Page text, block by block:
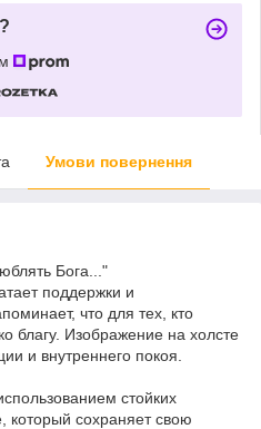
Умови повернення
Бога..."
поддержки и
что для тех, кто
благу. Изображение на холсте
и внутреннего покоя.
стойких
который сохраняет свою